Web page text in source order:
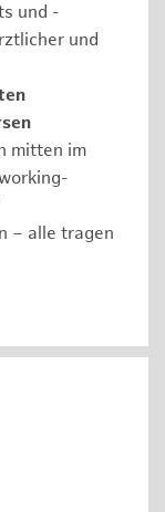
und -
und
mitten im
– alle tragen